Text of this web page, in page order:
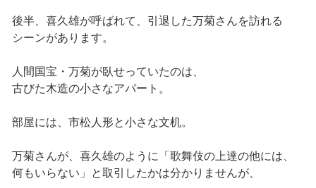
後半、喜久雄が呼ばれて、引退した万菊さんを訪れる
シーンがあります。
人間国宝・万菊が臥せっていたのは、
古びた木造の小さなアパート。
部屋には、市松人形と小さな文机。
万菊さんが、喜久雄のように「歌舞伎の上達の他には、
何もいらない」と取引したかは分かりませんが、